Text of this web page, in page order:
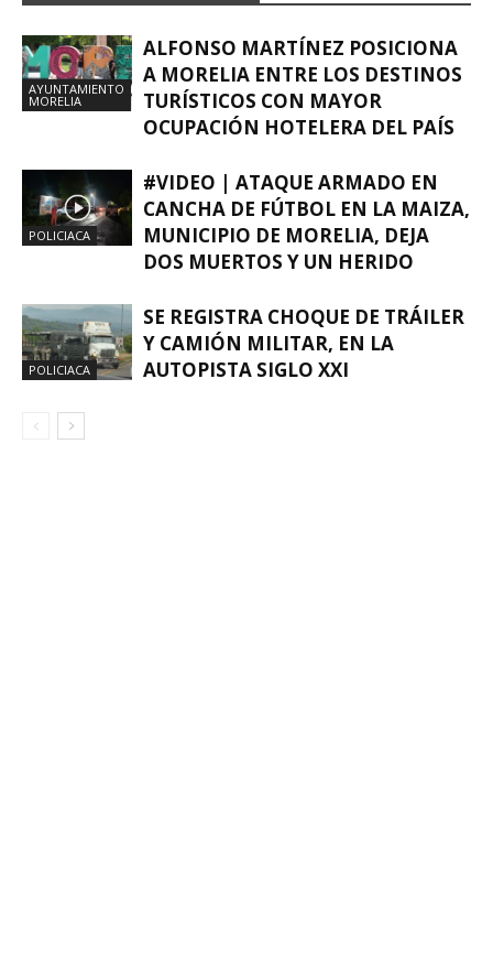
AYUNTAMIENTO
MORELIA
ALFONSO MARTÍNEZ POSICIONA
A MORELIA ENTRE LOS DESTINOS
TURÍSTICOS CON MAYOR
OCUPACIÓN HOTELERA DEL PAÍS
POLICIACA
#VIDEO | ATAQUE ARMADO EN
CANCHA DE FÚTBOL EN LA MAIZA,
MUNICIPIO DE MORELIA, DEJA
DOS MUERTOS Y UN HERIDO
POLICIACA
SE REGISTRA CHOQUE DE TRÁILER
Y CAMIÓN MILITAR, EN LA
AUTOPISTA SIGLO XXI